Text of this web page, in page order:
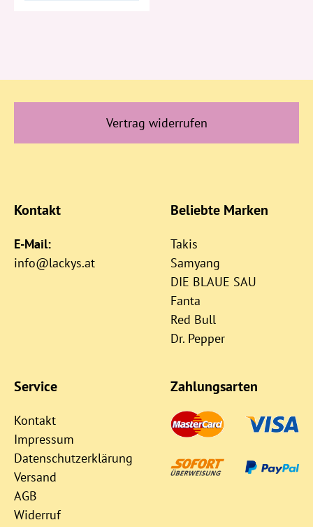
Vertrag widerrufen
Kontakt
E-Mail:
info@lackys.at
Beliebte Marken
Takis
Samyang
DIE BLAUE SAU
Fanta
Red Bull
Dr. Pepper
Service
Kontakt
Impressum
Datenschutzerklärung
Versand
AGB
Widerruf
Zahlungsarten